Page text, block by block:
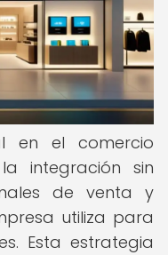
en el comercio
integración sin
de venta y
utiliza para
Esta estrategia